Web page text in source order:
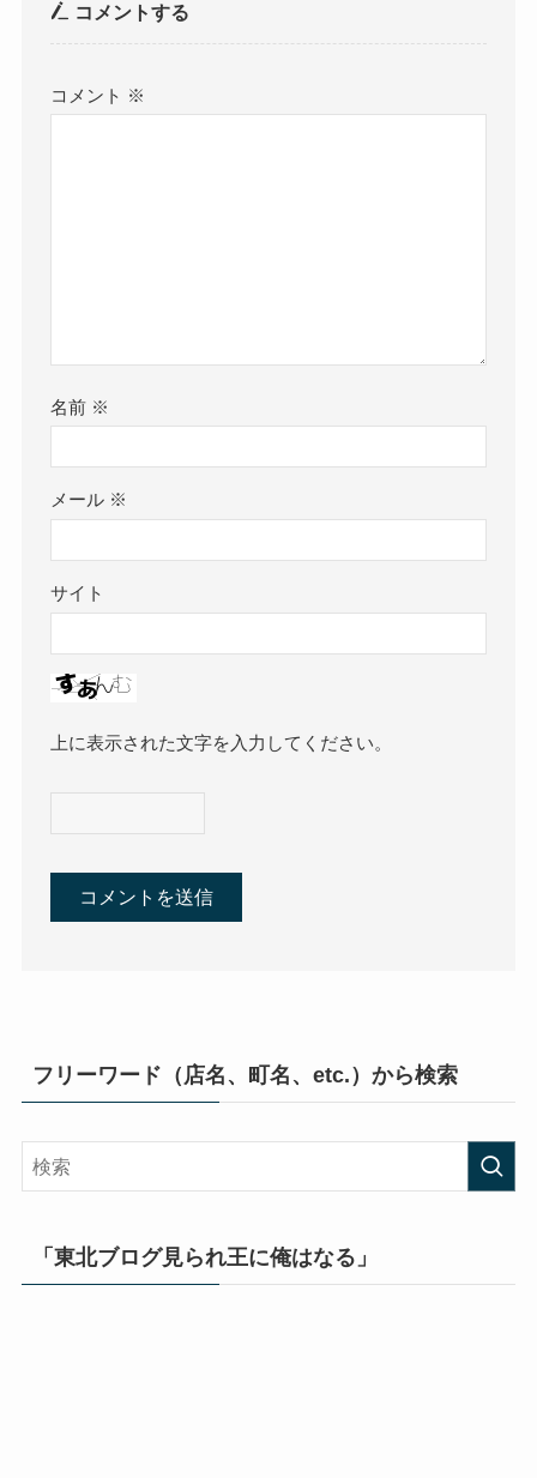
コメントする
コメント ※
名前 ※
メール ※
サイト
上に表示された文字を入力してください。
フリーワード（店名、町名、etc.）から検索
「東北ブログ見られ王に俺はなる」